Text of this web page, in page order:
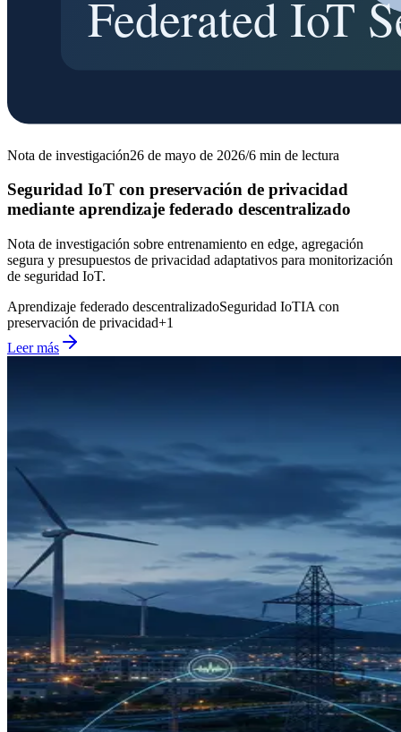
Nota de investigación26 de mayo de 2026/6 min de lectura
Seguridad IoT con preservación de privacidad
mediante aprendizaje federado descentralizado
Nota de investigación sobre entrenamiento en edge, agregación
segura y presupuestos de privacidad adaptativos para monitorización
de seguridad IoT.
Aprendizaje federado descentralizadoSeguridad IoTIA con
preservación de privacidad+1
Leer más